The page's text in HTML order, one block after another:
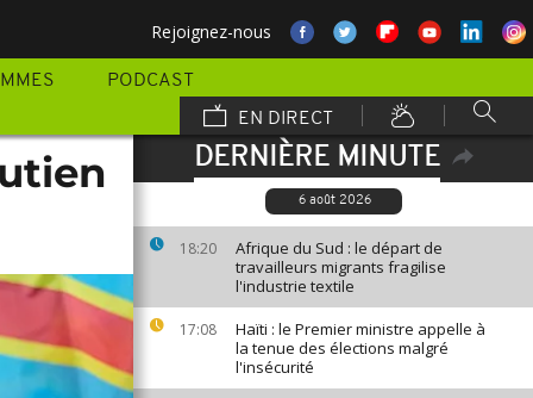
Rejoignez-nous
PODCAST
EN DIRECT
DERNIÈRE MINUTE
6 août 2026
18:20
Afrique du Sud : le départ de
travailleurs migrants fragilise
l'industrie textile
17:08
Haïti : le Premier ministre appelle à
la tenue des élections malgré
l'insécurité